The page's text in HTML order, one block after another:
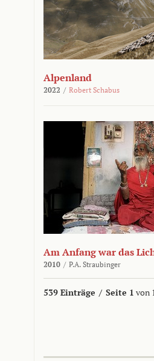
Alpenland
2022 / Robert Schabus
Am Anfang war das
2010 / P.A. Straubinger
539 Einträge / Seite 1 von